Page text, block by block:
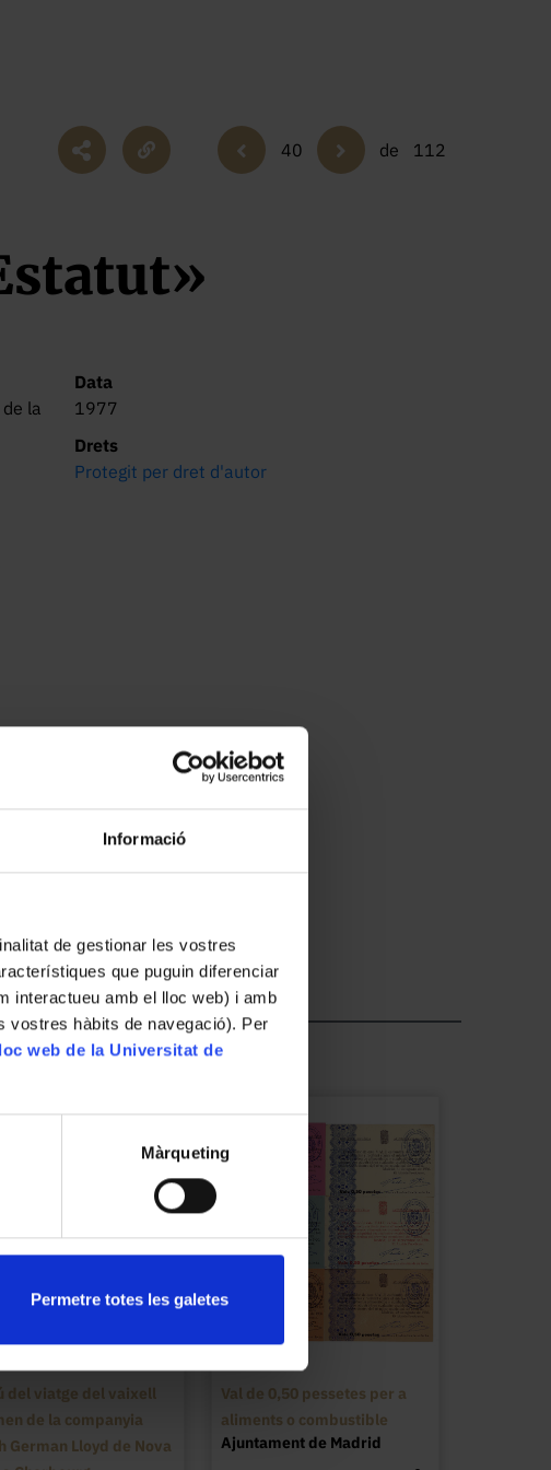
Informació
de gestionar les vostres
que puguin diferenciar
interactueu amb el lloc web) i amb
vostres hàbits de navegació). Per
web de la Universitat de
Màrqueting
Permetre totes les galetes
40 de 112
la
Data
1977
Drets
Protegit per dret d'autor
del viatge del vaixell
de la companyia
German Lloyd de Nova
Val de 0,50 pessetes per a
aliments o combustible
Ajuntament de Madrid